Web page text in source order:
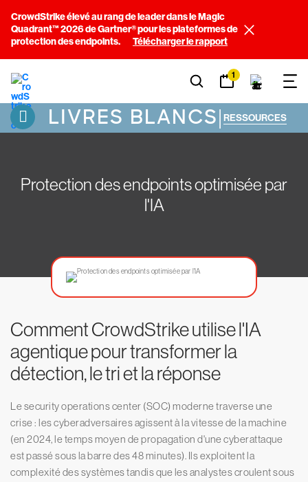
CrowdStrike élevé au rang de leader dans le Magic
Quadrant™ 2026 de Gartner® pour les plateformes de
protection des endpoints.
Télécharger le rapport
1
LIVRES BLANCS| RESSOURCES
Protection des endpoints optimisée par
l'IA
Comment CrowdStrike utilise l'IA
agentique pour transformer la
détection, le tri et la réponse
Le security operations center (SOC) moderne traverse une
crise : les cyberadversaires agissent à la vitesse de la machine
(en 2024, le temps moyen de propagation d'une cyberattaque
est passé sous la barre des 48 minutes). Ils exploitent la
complexité des systèmes tandis que les analystes croulent sous